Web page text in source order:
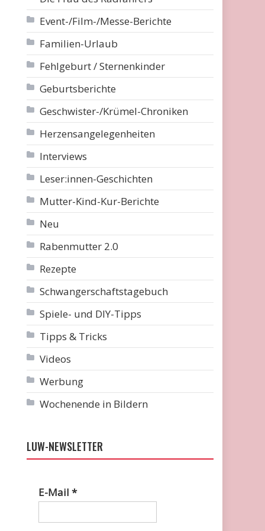
Event-/Film-/Messe-Berichte
Familien-Urlaub
Fehlgeburt / Sternenkinder
Geburtsberichte
Geschwister-/Krümel-Chroniken
Herzensangelegenheiten
Interviews
Leser:innen-Geschichten
Mutter-Kind-Kur-Berichte
Neu
Rabenmutter 2.0
Rezepte
Schwangerschaftstagebuch
Spiele- und DIY-Tipps
Tipps & Tricks
Videos
Werbung
Wochenende in Bildern
LUW-NEWSLETTER
E-Mail*